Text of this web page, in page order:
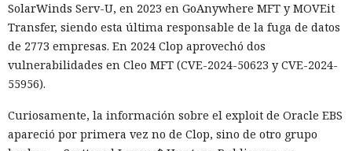
SolarWinds Serv-U, en 2023 en GoAnywhere MFT y MOVEit
Transfer, siendo esta última responsable de la fuga de datos
de 2773 empresas. En 2024 Clop aprovechó dos
vulnerabilidades en Cleo MFT (CVE-2024-50623 y CVE-2024-
55956).
Curiosamente, la información sobre el exploit de Oracle EBS
apareció por primera vez no de Clop, sino de otro grupo